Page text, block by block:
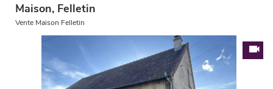
Maison, Felletin
Vente Maison Felletin